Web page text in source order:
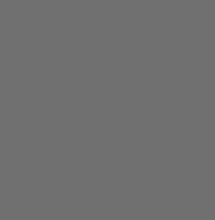
auf den neusten Stand